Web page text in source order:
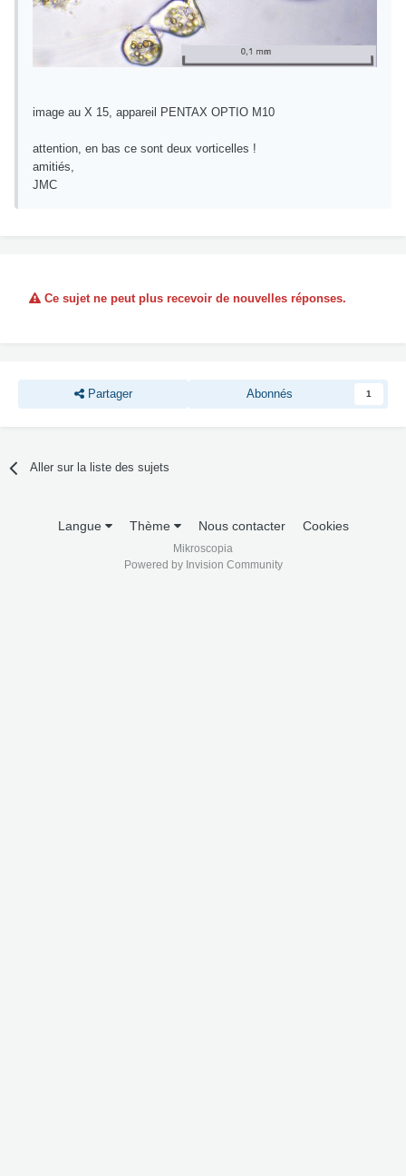
image au X 15, appareil PENTAX OPTIO M10
attention, en bas ce sont deux vorticelles !
amitiés,
JMC
Ce sujet ne peut plus recevoir de nouvelles réponses.
Partager Abonnés 1
Aller sur la liste des sujets
Langue Thème Nous contacter Cookies
Mikroscopia
Powered by Invision Community